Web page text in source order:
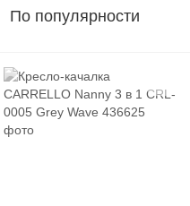
По популярности